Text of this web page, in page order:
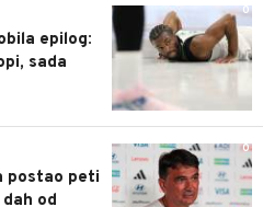
0
epilog:
sada
0
postao peti
od